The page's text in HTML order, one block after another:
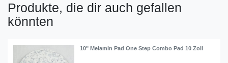
Produkte, die dir auch gefallen
könnten
10" Melamin Pad One Step Combo Pad 10 Zoll